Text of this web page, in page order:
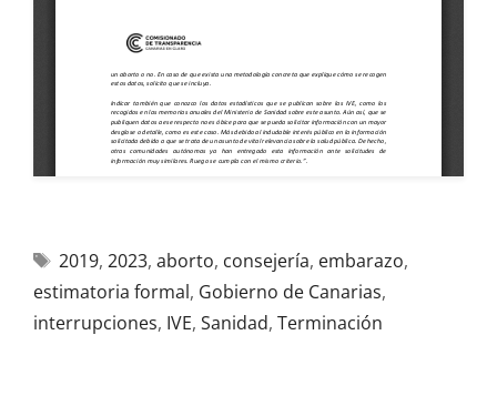
2019, 2023, aborto, consejería, embarazo,
estimatoria formal, Gobierno de Canarias,
interrupciones, IVE, Sanidad, Terminación